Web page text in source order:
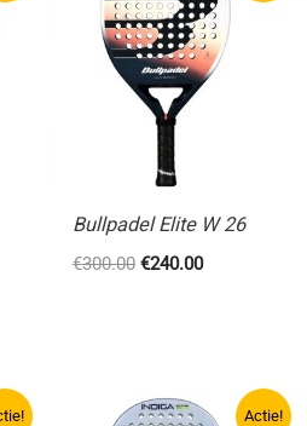
Bullpadel Elite W 26
€300.00 Oorspronkelijke
€240.00Huidige
Actie!